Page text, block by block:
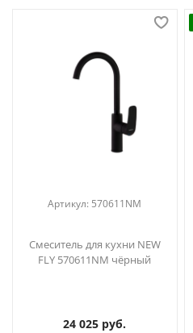
Артикул: 570611NM
Смеситель для кухни NEW
FLY 570611NM чёрный
24 025 руб.